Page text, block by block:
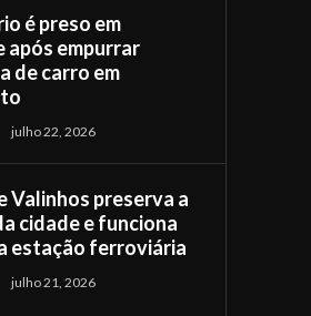
é preso em
após empurrar
de carro em
julho 22, 2026
Valinhos preserva a
cidade e funciona
estação ferroviária
julho 21, 2026